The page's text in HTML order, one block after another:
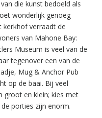
die kunst bedoeld als
wonderlijk genoeg
kerkhof verraadt de
van Mahone Bay:
Museum is veel van de
tegenover een van de
Mug & Anchor Pub
op de baai. Bij veel
groot en klein; kies met
porties zijn enorm.